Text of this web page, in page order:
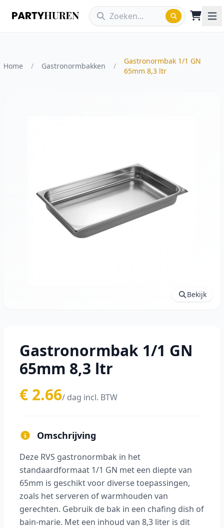
Home / Gastronormbakken /
Gastronormbak 1/1 GN
65mm 8,3 ltr
Vergroot afbeelding
Bekijk
Gastronormbak 1/1 GN
65mm 8,3 ltr
€ 2.66/ dag incl. BTW
Omschrijving
Deze RVS gastronormbak in het
standaardformaat 1/1 GN met een diepte van
65mm is geschikt voor diverse toepassingen,
zoals het serveren of warmhouden van
gerechten. Gebruik de bak in een chafing dish of
bain-marie. Met een inhoud van 8,3 liter is dit